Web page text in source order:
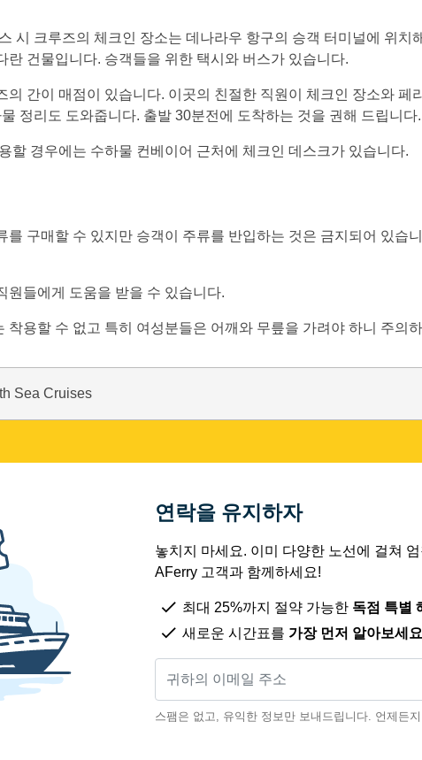
시 크루즈의 체크인 장소는 데나라우 항구의 승객 터미널에 위치
란 건물입니다. 승객들을 위한 택시와 버스가 있습니다.
의 간이 매점이 있습니다. 이곳의 친절한 직원이 체크인 장소와 페
정리도 도와줍니다. 출발 30분전에 도착하는 것을 권해 드립니다.
할 경우에는 수하물 컨베이어 근처에 체크인 데스크가 있습니다.
를 구매할 수 있지만 승객이 주류를 반입하는 것은 금지되어 있습
원들에게 도움을 받을 수 있습니다.
착용할 수 없고 특히 여성분들은 어깨와 무릎을 가려야 하니 주의
Sea Cruises
연락을 유지하자
놓치지 마세요. 이미 다양한 노선에 걸쳐
AFerry 고객과 함께하세요!
최대 25%까지 절약 가능한 독점 특별
새로운 시간표를 가장 먼저 알아보세요
스팸은 없고, 유익한 정보만 보내드립니다. 언제든